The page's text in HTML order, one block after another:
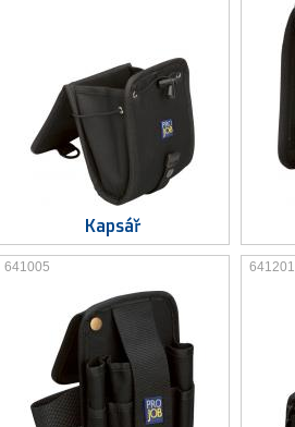
Kapsář
641005 641201